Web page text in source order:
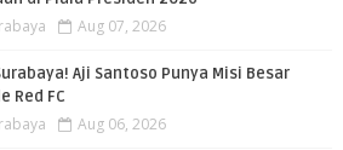
Aug 07, 2026
Aji Santoso Punya Misi Besar
Red FC
Aug 06, 2026